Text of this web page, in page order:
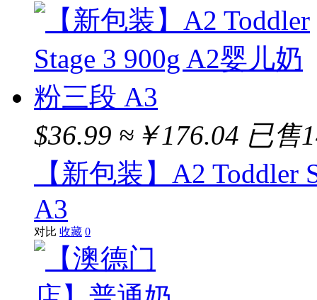
$36.99 ≈￥176.04 已售
【新包装】A2 Toddler
A3
对比 收藏 0